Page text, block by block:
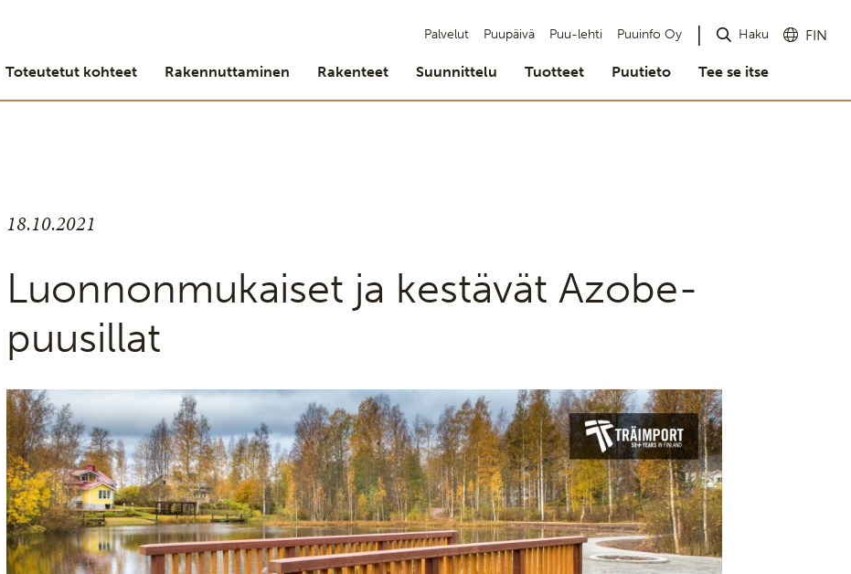
Palvelut Puupäivä Puu-lehti Puuinfo Oy Haku FIN
Toteutetut kohteet Rakennuttaminen Rakenteet Suunnittelu Tuotteet Puutieto Tee se itse
18.10.2021
Luonnonmukaiset ja kestävät Azobe-
puusillat